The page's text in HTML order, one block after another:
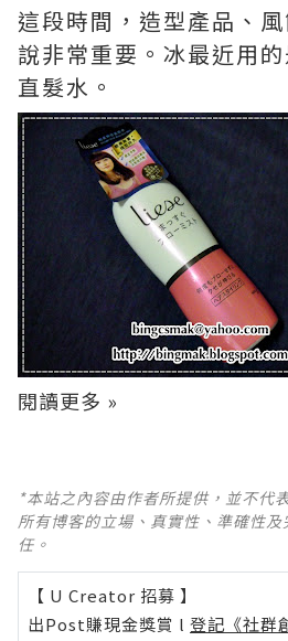
這段時間，造型產品、
說非常重要。冰最近用
直髮水。
閱讀更多 »
*本站之內容由作者所提供，並不代
所有博客的立場、真實性、準確性
任。
【 U Creator 招募 】
出Post賺現金獎賞 l 登記《社群